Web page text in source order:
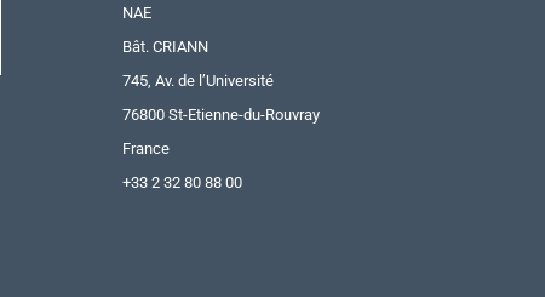
NAE
Bât. CRIANN
745, Av. de l’Université
76800 St-Etienne-du-Rouvray
France
+33 2 32 80 88 00